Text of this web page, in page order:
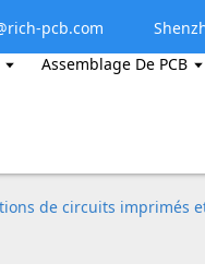
pcb.com
Assemblage De PCB
de circuits imprimés